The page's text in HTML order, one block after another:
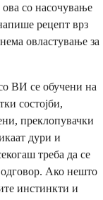
со насочување
рецепт врз
овластување за
ВИ се обучени на
состојби,
преклопувачки
дури и
треба да се
одговор. Ако нешто
инстинкти и